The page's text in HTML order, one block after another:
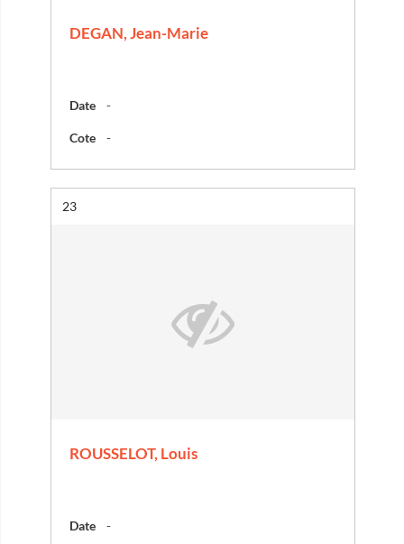
DEGAN, Jean-Marie
Date -
Cote -
Résultat n°
23
ROUSSELOT, Louis
Date -